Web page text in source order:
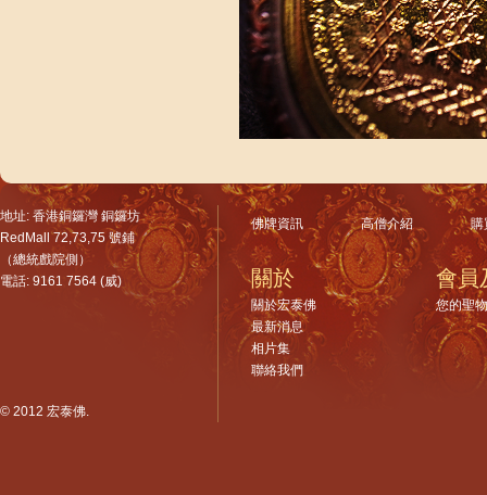
地址: 香港銅鑼灣 銅鑼坊
RedMall 72,73,75 號鋪
（總統戲院側）
電話: 9161 7564 (威)
© 2012 宏泰佛.
佛牌資訊 高僧介紹 購
關於
關於宏泰佛
最新消息
相片集
聯絡我們
會員
您的聖